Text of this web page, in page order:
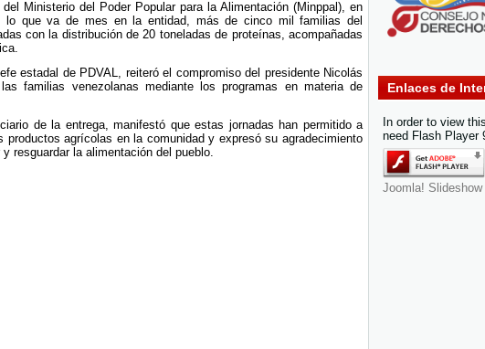
Ministerio del Poder Popular para la Alimentación (Minppal), en
lo que va de mes en la entidad, más de cinco mil familias del
con la distribución de 20 toneladas de proteínas, acompañadas
estadal de PDVAL, reiteró el compromiso del presidente Nicolás
familias venezolanas mediante los programas en materia de
de la entrega, manifestó que estas jornadas han permitido a
productos agrícolas en la comunidad y expresó su agradecimiento
resguardar la alimentación del pueblo.
Enlaces de
In order to view
need Flash Player
Joomla! Slideshow